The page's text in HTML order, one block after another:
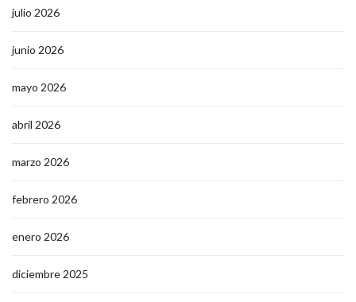
julio 2026
junio 2026
mayo 2026
abril 2026
marzo 2026
febrero 2026
enero 2026
diciembre 2025